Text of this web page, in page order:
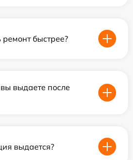
быстрее?
выдаете после
выдается?